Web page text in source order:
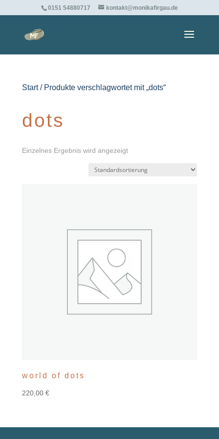
0151 54880717 kontakt@monikafirgau.de
Start/ Produkte verschlagwortet mit „dots“
dots
Einzelnes Ergebnis wird angezeigt
world of dots
220,00 €